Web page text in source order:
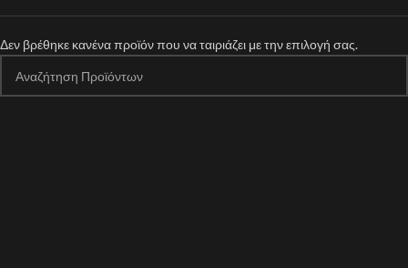
Δεν βρέθηκε κανένα προϊόν που να ταιριάζει με την επιλογή σας.